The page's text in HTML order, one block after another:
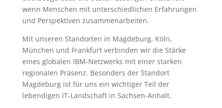
wenn Menschen mit unterschiedlichen Erfahrungen
und Perspektiven zusammenarbeiten.
Mit unseren Standorten in Magdeburg, Köln,
München und Frankfurt verbinden wir die Stärke
eines globalen IBM-Netzwerks mit einer starken
regionalen Präsenz. Besonders der Standort
Magdeburg ist für uns ein wichtiger Teil der
lebendigen IT-Landschaft in Sachsen-Anhalt.